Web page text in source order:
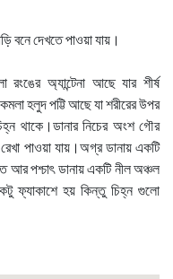
বনে দেখতে পাওয়া যায়।
অ্যান্টেনা আছে যার শীর্ষ
হলুদ পট্টি আছে যা শরীরের উপর
থাকে।ডানার নিচের অংশ গৌর
পাওয়া যায়।অগ্র ডানায় একটি
আর পশ্চাৎ ডানায় একটি নীল অঞ্চল
ফ্যাকাশে হয় কিন্তু চিহ্ন গুলো